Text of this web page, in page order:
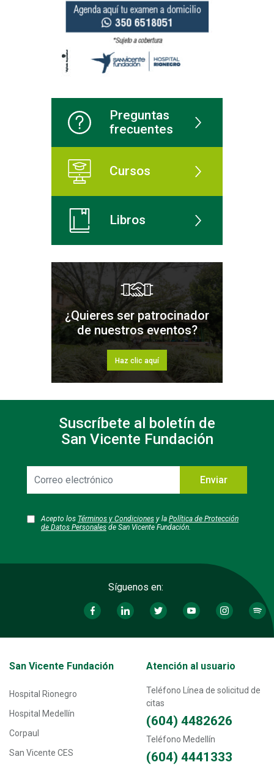
Preguntas
frecuentes
Cursos
Libros
¿Quieres ser patrocinador
de nuestros eventos?
Haz clic aquí
Suscríbete al boletín de
San Vicente Fundación
electrónico
Acepto los Términos y Condiciones y la Política de Protección
de Datos Personales de San Vicente Fundación.
Enviar
Síguenos en:
Transversal - Menú San Vicente fundación footer
San Vicente Fundación
Hospital Rionegro
Hospital Medellín
Corpaul
San Vicente CES
Atención al usuario
Teléfono Línea de solicitud de
citas
(604) 4482626
Teléfono Medellín
(604) 4441333